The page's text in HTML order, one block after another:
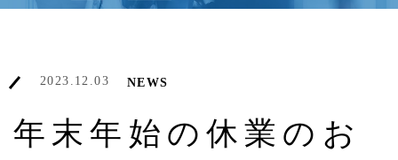
2023.12.03 NEWS
年末年始の休業のお